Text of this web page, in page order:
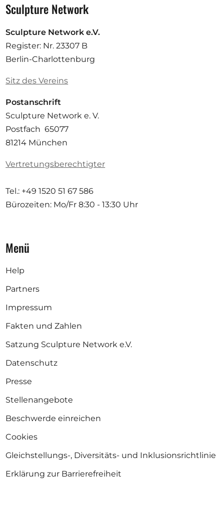
Sculpture Network
Sculpture Network e.V.
Register: Nr. 23307 B
Berlin-Charlottenburg
Sitz des Vereins
Postanschrift
Sculpture Network e. V.
Postfach 65077
81214 München
Vertretungsberechtigter
Tel.: +49 1520 51 67 586
Bürozeiten: Mo/Fr 8:30 - 13:30 Uhr
Menü
Help
Partners
Impressum
Fakten und Zahlen
Satzung Sculpture Network e.V.
Datenschutz
Presse
Stellenangebote
Beschwerde einreichen
Cookies
Gleichstellungs-, Diversitäts- und Inklusionsrichtlinie
Erklärung zur Barrierefreiheit